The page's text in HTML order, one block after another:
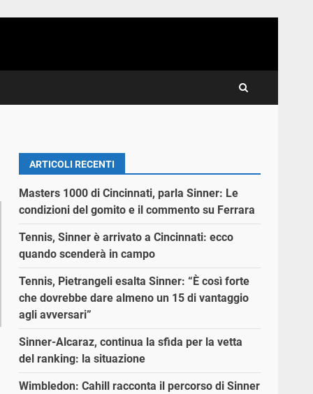
ARTICOLI RECENTI
Masters 1000 di Cincinnati, parla Sinner: Le
condizioni del gomito e il commento su Ferrara
Tennis, Sinner è arrivato a Cincinnati: ecco
quando scenderà in campo
Tennis, Pietrangeli esalta Sinner: “È così forte
che dovrebbe dare almeno un 15 di vantaggio
agli avversari”
Sinner-Alcaraz, continua la sfida per la vetta
del ranking: la situazione
Wimbledon: Cahill racconta il percorso di Sinner